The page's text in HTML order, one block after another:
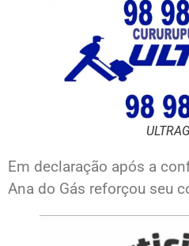
Em declaração após a
Ana do Gás reforçou seu